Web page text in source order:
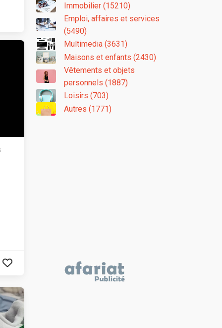
Immobilier (15210)
Emploi, affaires et services
(5490)
Multimedia (3631)
Maisons et enfants (2430)
Vêtements et objets
personnels (1887)
Loisirs (703)
Autres (1771)